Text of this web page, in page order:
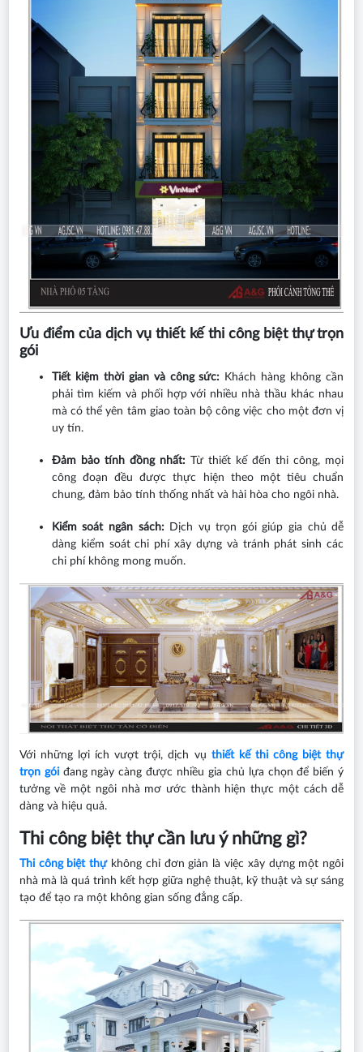
Ưu điểm của dịch vụ thiết kế thi công biệt thự trọn
gói
Tiết kiệm thời gian và công sức: Khách hàng không cần
phải tìm kiếm và phối hợp với nhiều nhà thầu khác nhau
mà có thể yên tâm giao toàn bộ công việc cho một đơn vị
uy tín.
Đảm bảo tính đồng nhất:Từ thiết kế đến thi công, mọi
công đoạn đều được thực hiện theo một tiêu chuẩn
chung, đảm bảo tính thống nhất và hài hòa cho ngôi nhà.
Kiểm soát ngân sách:Dịch vụ trọn gói giúp gia chủ dễ
dàng kiểm soát chi phí xây dựng và tránh phát sinh các
chi phí không mong muốn.
Với những lợi ích vượt trội, dịch vụ thiết kế thi công biệt thự
trọn góiđang ngày càng được nhiều gia chủ lựa chọn để biến ý
tưởng về một ngôi nhà mơ ước thành hiện thực một cách dễ
dàng và hiệu quả.
Thi công biệt thự cần lưu ý những gì?
Thi công biệt thựkhông chỉ đơn giản là việc xây dựng một ngôi
nhà mà là quá trình kết hợp giữa nghệ thuật, kỹ thuật và sự sáng
tạo để tạo ra một không gian sống đẳng cấp.